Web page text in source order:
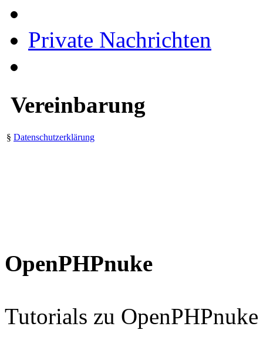
Private Nachrichten
Vereinbarung
§ Datenschutzerklärung
OpenPHPnuke
Tutorials zu OpenPHPnuke